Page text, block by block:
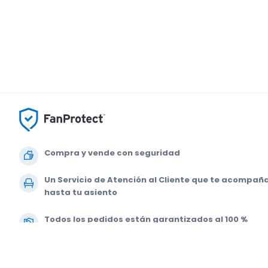
Compra y vende con seguridad
Un Servicio de Atención al Cliente que te
hasta tu asiento
Todos los pedidos están garantizados al 100 %